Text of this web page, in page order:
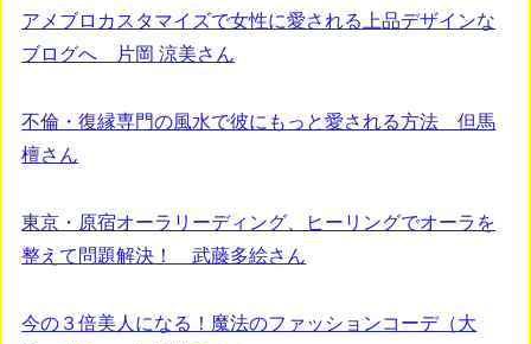
アメブロカスタマイズで女性に愛される上品デザインな
ブログへ 片岡 涼美さん
不倫・復縁専門の風水で彼にもっと愛される方法 但馬
檀さん
東京・原宿オーラリーディング、ヒーリングでオーラを
整えて問題解決！ 武藤多絵さん
今の３倍美人になる！魔法のファッションコーデ（大